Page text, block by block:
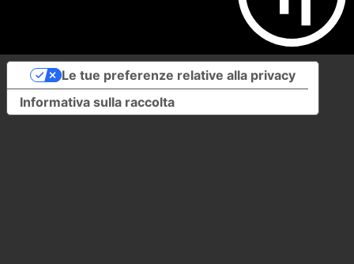
Informativa sulla raccolta
Le tue preferenze relative alla privacy